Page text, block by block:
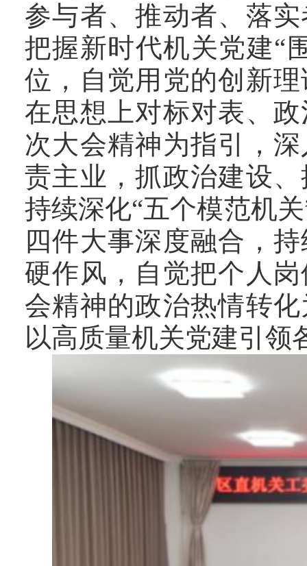
参与者、推动者、落
把握新时代机关党建“
位，自觉用党的创新
在思想上对标对表、
次大会精神为指引，
责主业，抓政治建设
持续深化“五个模范机
四件大事深度融合，
硬作风，自觉把个人
会精神的政治热情转
以高质量机关党建引领